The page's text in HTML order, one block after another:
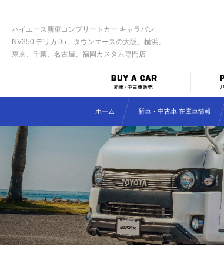
ハイエース新車コンプリートカー キャラバン
NV350 デリカD5、タウンエースの大阪、横浜、
東京、千葉、名古屋、福岡カスタム専門店
ホーム 新車・中古車 在庫車情報